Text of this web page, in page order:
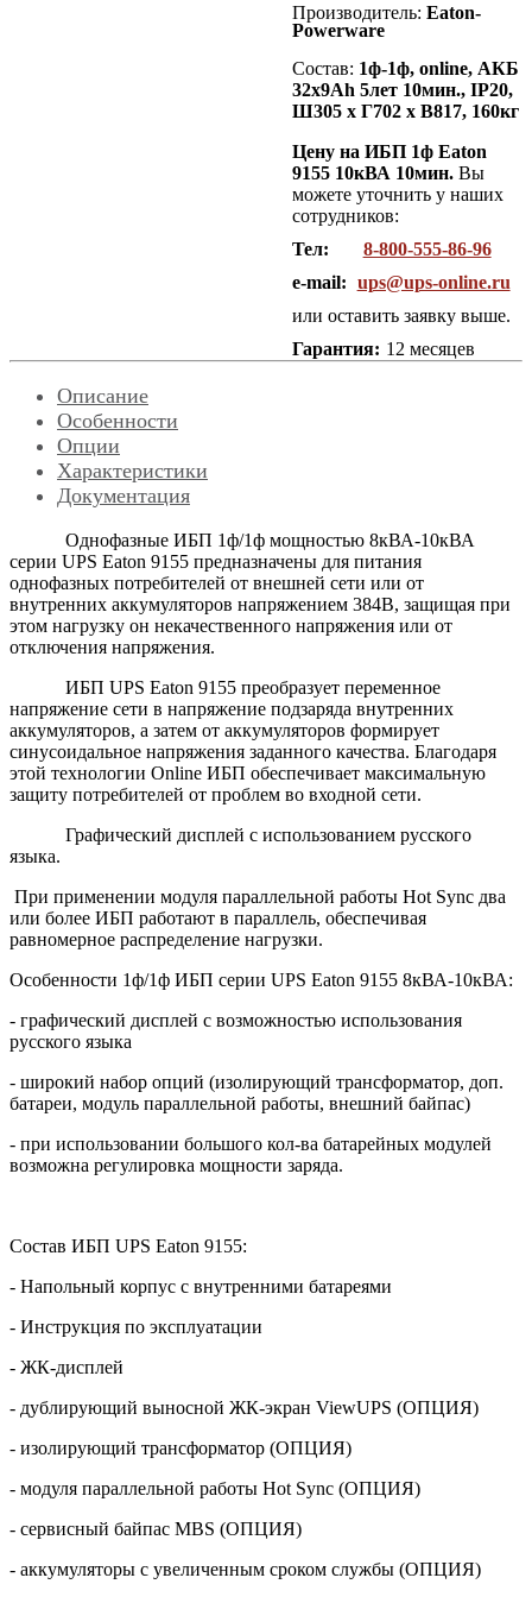
Производитель: Eaton-
Powerware
Состав: 1ф-1ф, online, АКБ
32х9Ah 5лет 10мин., IP20,
Ш305 х Г702 х В817, 160кг
Цену на ИБП 1ф Eaton
9155 10кВА 10мин. Вы
можете уточнить у наших
сотрудников:
Тел:
8-800-555-86-96
e-mail: ups@ups-online.ru
или оставить заявку выше.
Гарантия: 12 месяцев
Описание
Особенности
Опции
Характеристики
Документация
Однофазные ИБП 1ф/1ф мощностью 8кВА-10кВА
серии UPS Eaton 9155 предназначены для питания
однофазных потребителей от внешней сети или от
внутренних аккумуляторов напряжением 384В, защищая при
этом нагрузку он некачественного напряжения или от
отключения напряжения.
ИБПUPS Eaton 9155 преобразует переменное
напряжение сети в напряжение подзаряда внутренних
аккумуляторов, а затем от аккумуляторов формирует
синусоидальное напряжения заданного качества. Благодаря
этой технологии Online ИБП обеспечивает максимальную
защиту потребителей от проблем во входной сети.
Графический дисплей с использованием русского
языка.
При применении модуля параллельной работы Hot Sync два
или более ИБП работают в параллель, обеспечивая
равномерное распределение нагрузки.
Особенности 1ф/1ф ИБП серии UPS Eaton 9155 8кВА-10кВА:
- графический дисплей с возможностью использования
русского языка
- широкий набор опций (изолирующий трансформатор, доп.
батареи, модуль параллельной работы, внешний байпас)
- при использовании большого кол-ва батарейных модулей
возможна регулировка мощности заряда.
Состав ИБП UPS Eaton 9155:
- Напольный корпус с внутренними батареями
- Инструкция по эксплуатации
- ЖК-дисплей
- дублирующий выносной ЖК-экран ViewUPS (ОПЦИЯ)
- изолирующий трансформатор (ОПЦИЯ)
- модуля параллельной работы Hot Sync (ОПЦИЯ)
- сервисный байпас MBS (ОПЦИЯ)
- аккумуляторы с увеличенным сроком службы (ОПЦИЯ)